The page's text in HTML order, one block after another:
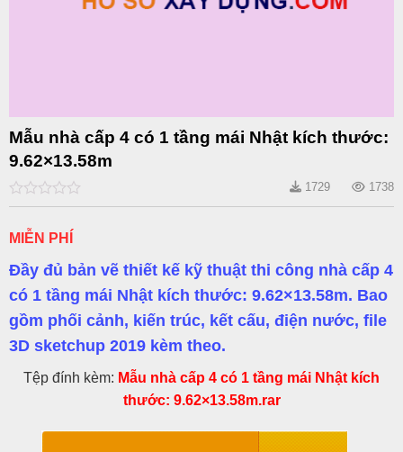
Mẫu nhà cấp 4 có 1 tầng mái Nhật kích thước:
9.62×13.58m
0
of
1729 1738
MIỄN PHÍ
Đầy đủ bản vẽ thiết kế kỹ thuật thi công nhà cấp 4
có 1 tầng mái Nhật kích thước: 9.62×13.58m. Bao
gồm phối cảnh, kiến trúc, kết cấu, điện nước, file
3D sketchup 2019 kèm theo.
Tệp đính kèm: Mẫu nhà cấp 4 có 1 tầng mái Nhật kích
thước: 9.62×13.58m.rar